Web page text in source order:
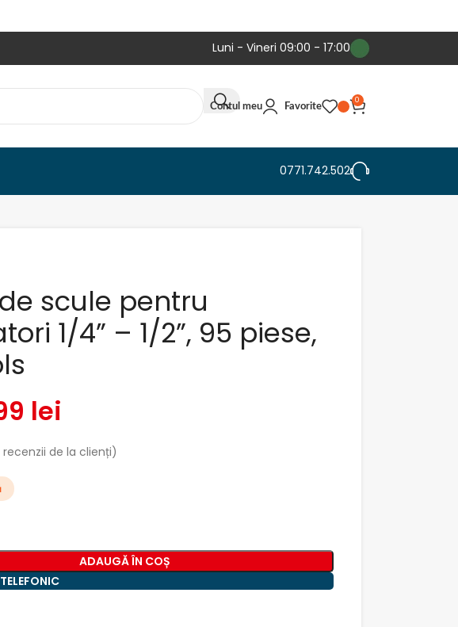
Luni - Vineri 09:00 - 17:00
Contul meu Favorite
0
0771.742.502
scule pentru
1/4” – 1/2”, 95 piese,
lei
recenzii de la clienți)
ADAUGĂ ÎN COȘ